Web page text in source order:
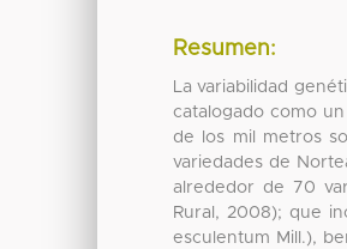
Resumen:
La variabilidad
catalogado como
de los mil metros
variedades de
alrededor de 70
Rural, 2008); que
esculentum Mill.),